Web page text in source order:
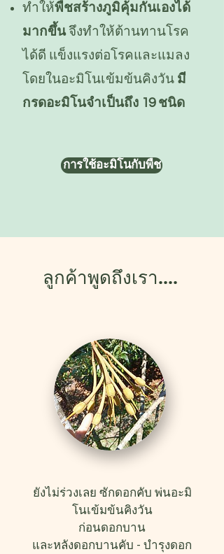
ทำให้พืชสร้างภูมิคุ้มกันเองได้
มากขึ้นจึงทำให้ต้านทานโรค
ได้ดี แข็งแรงต่อโรคและแมลง
โดยในอะมิโนเข้มข้นคิงวัน มี
กรดอะมิโนจำเป็นถึง 19 ชนิด
การใช้อะมิโนกับพืช
ลูกค้าพูดถึงเรา....
ยังไม่ร่วงเลย ซักดอกคับ พ่นอะมิ
โนเข้มข้นคิงวัน
ก่อนดอกบาน
และหลังดอกบานคับ - บำรุงดอก